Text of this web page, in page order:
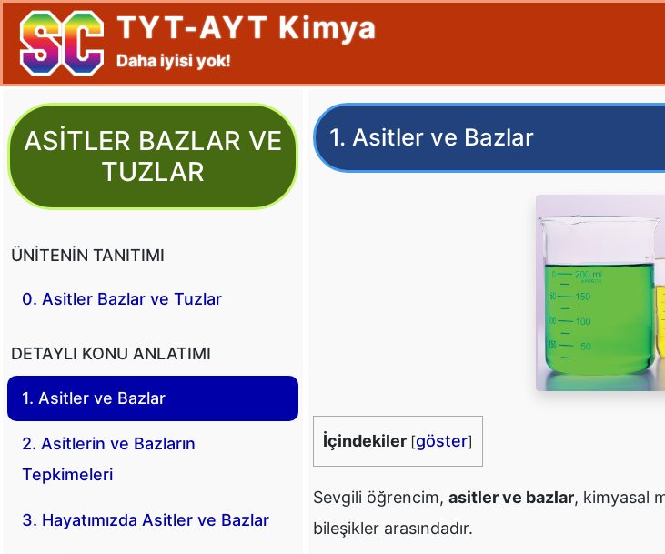
TYT-AYT Kimya
Daha iyisi yok!
to ASITLER BAZLAR VE
TUZLAR
ÜNITENIN TANITIMI
0. Asitler Bazlar ve Tuzlar
DETAYLI KONU ANLATIMI
1. Asitler ve Bazlar
2. Asitlerin ve Bazların
Tepkimeleri
3. Hayatımızda Asitler ve Bazlar
1. Asitler ve Bazlar
İçindekiler [göster]
Sevgili öğrencim, asitler ve bazlar, kimyasal
bileşikler arasındadır.